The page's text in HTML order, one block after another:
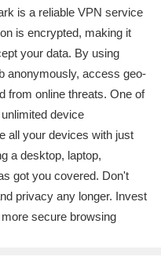
is a reliable VPN service
is encrypted, making it
your data. By using
anonymously, access geo-
from online threats. One of
device
all your devices with just
a desktop, laptop,
got you covered. Don't
privacy any longer. Invest
secure browsing